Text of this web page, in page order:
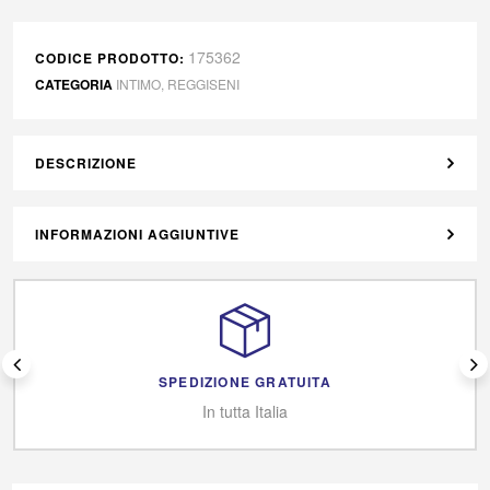
CODICE PRODOTTO: 175362
CATEGORIA INTIMO REGGISENI
DESCRIZIONE
INFORMAZIONI AGGIUNTIVE
SPEDIZIONE GRATUITA
In tutta Italia